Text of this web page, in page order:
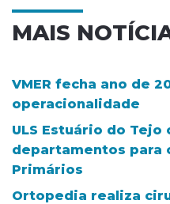
MAIS
VMER fecha ano de
operacionalidade
ULS Estuário do Tejo
departamentos para
Primários
Ortopedia realiza